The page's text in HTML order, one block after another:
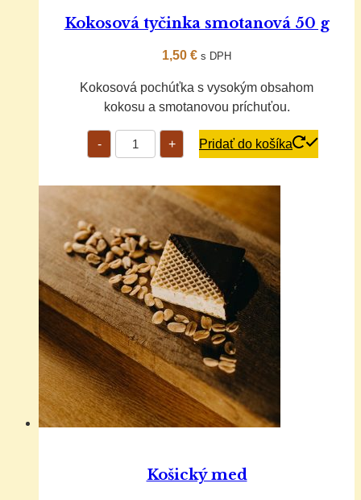
Kokosová tyčinka smotanová 50 g
1,50 € s DPH
Kokosová pochúťka s vysokým obsahom
kokosu a smotanovou príchuťou.
-
množstvo
Kokosová
tyčinka
50
+ Pridať do košíka
Košický med